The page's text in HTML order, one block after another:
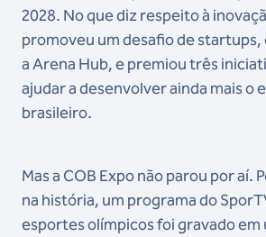
2028. No que diz respeito à
promoveu um desafio de startups,
a Arena Hub, e premiou três
ajudar a desenvolver ainda mais o
brasileiro.
Mas a COB Expo não parou por aí.
na história, um programa do
esportes olímpicos foi gravado